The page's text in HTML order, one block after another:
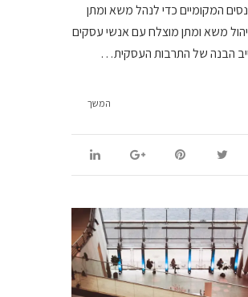
המקומיים כדי לנהל משא ומתן
משא ומתן מוצלח עם אנשי עסקים
הבנה של התרבות העסקית…
המשך